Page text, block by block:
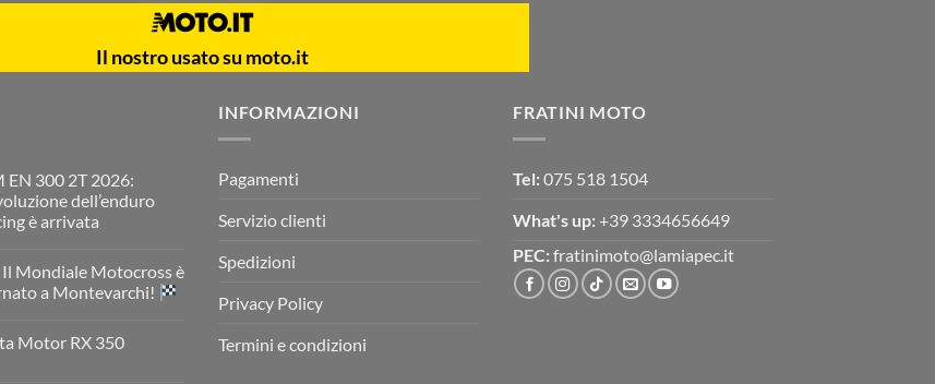
Il nostro usato su moto.it
EN 300 2T 2026:
dell’enduro
è arrivata
Il Mondiale Motocross è
a Montevarchi!
Motor RX 350
INFORMAZIONI
Pagamenti
Servizio clienti
Spedizioni
Privacy Policy
Termini e condizioni
FRATINI MOTO
Tel: 075 518 1504
What's up: +39 3334656649
PEC: fratinimoto@lamiapec.it